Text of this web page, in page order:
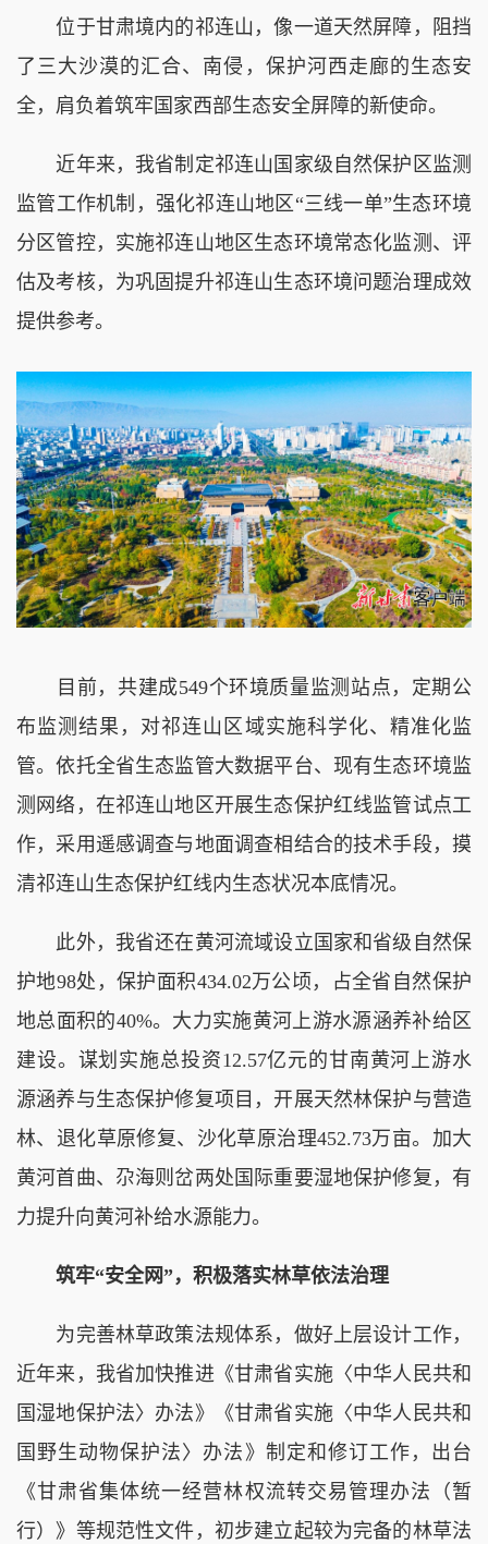
位于甘肃境内的祁连山，像一道天然屏障，阻挡
了三大沙漠的汇合、南侵，保护河西走廊的生态安
全，肩负着筑牢国家西部生态安全屏障的新使命。
近年来，我省制定祁连山国家级自然保护区监测
监管工作机制，强化祁连山地区“三线一单”生态环境
分区管控，实施祁连山地区生态环境常态化监测、评
估及考核，为巩固提升祁连山生态环境问题治理成效
提供参考。
目前，共建成549个环境质量监测站点，定期公
布监测结果，对祁连山区域实施科学化、精准化监
管。依托全省生态监管大数据平台、现有生态环境监
测网络，在祁连山地区开展生态保护红线监管试点工
作，采用遥感调查与地面调查相结合的技术手段，摸
清祁连山生态保护红线内生态状况本底情况。
此外，我省还在黄河流域设立国家和省级自然保
护地98处，保护面积434.02万公顷，占全省自然保护
地总面积的40%。大力实施黄河上游水源涵养补给区
建设。谋划实施总投资12.57亿元的甘南黄河上游水
源涵养与生态保护修复项目，开展天然林保护与营造
林、退化草原修复、沙化草原治理452.73万亩。加大
黄河首曲、尕海则岔两处国际重要湿地保护修复，有
力提升向黄河补给水源能力。
筑牢“安全网”，积极落实林草依法治理
为完善林草政策法规体系，做好上层设计工作，
近年来，我省加快推进《甘肃省实施〈中华人民共和
国湿地保护法〉办法》《甘肃省实施〈中华人民共和
国野生动物保护法〉办法》制定和修订工作，出台
《甘肃省集体统一经营林权流转交易管理办法（暂
行）》等规范性文件，初步建立起较为完备的林草法